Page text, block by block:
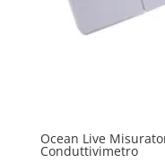
Ocean Live
Conduttivimetro